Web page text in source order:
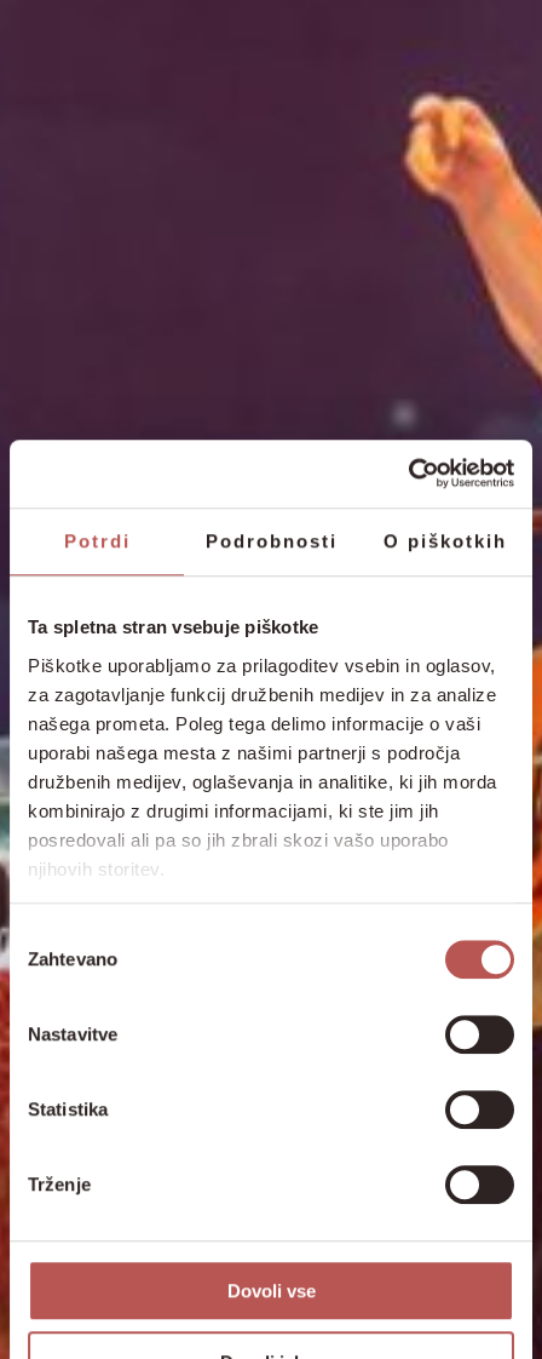
Potrdi Podrobnosti O piškotkih
Ta spletna stran vsebuje piškotke
Piškotke uporabljamo za prilagoditev vsebin in oglasov,
za zagotavljanje funkcij družbenih medijev in za analize
našega prometa. Poleg tega delimo informacije o vaši
uporabi našega mesta z našimi partnerji s področja
družbenih medijev, oglaševanja in analitike, ki jih morda
kombinirajo z drugimi informacijami, ki ste jim jih
posredovali ali pa so jih zbrali skozi vašo uporabo
njihovih storitev.
Izbira
soglasja
Zahtevano
Nastavitve
Statistika
Trženje
Dovoli vse